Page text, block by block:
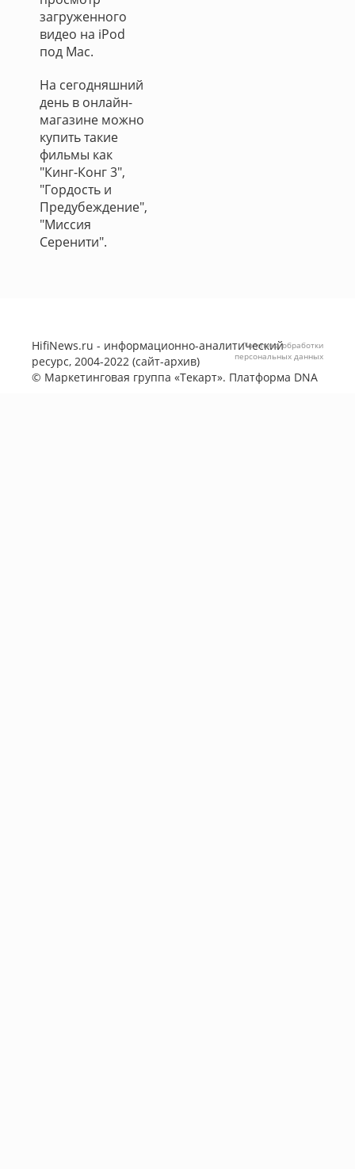
загруженного
видео на iPod
под Mac.
На сегодняшний
день в онлайн-
магазине можно
купить такие
фильмы как
"Кинг-Конг 3",
"Гордость и
Предубеждение",
"Миссия
Серенити".
HifiNews.ru - информационно-аналитический
ресурс, 2004-2022 (сайт-архив)
© Маркетинговая группа «Текарт». Платформа DNA
Политика обработки
персональных данных